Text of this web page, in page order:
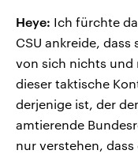
Heye: Ich fürchte
CSU ankreide,
von sich nichts und
dieser taktische
derjenige ist, der
amtierende
nur verstehen,